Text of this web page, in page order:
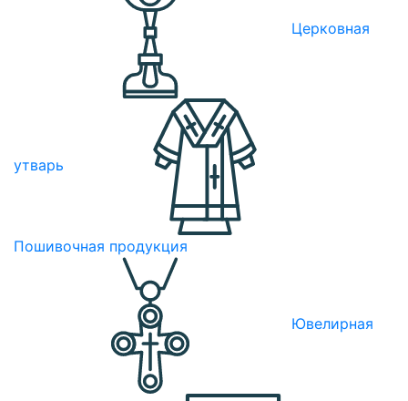
Церковная
утварь
Пошивочная продукция
Ювелирная